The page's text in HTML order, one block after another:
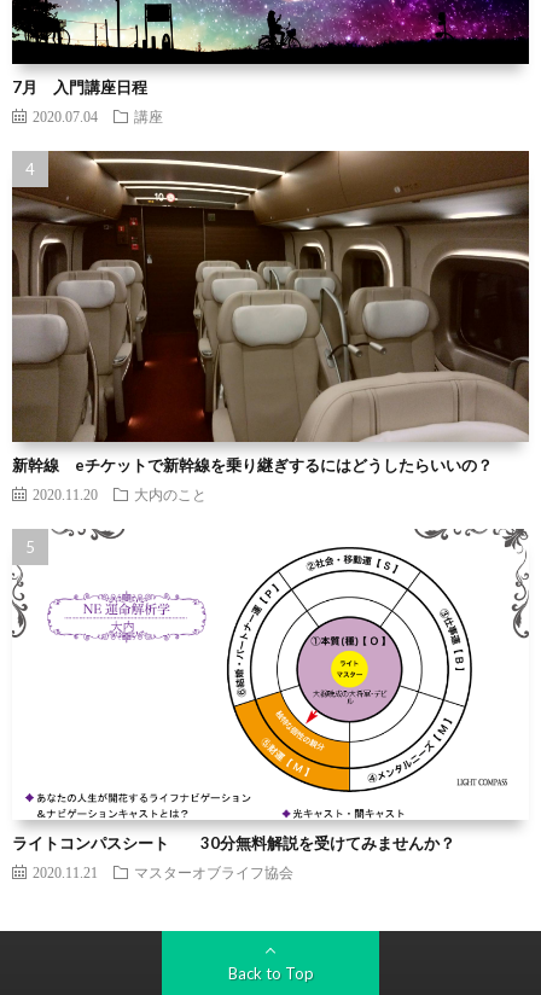
7月 入門講座日程
2020.07.04 講座
新幹線 eチケットで新幹線を乗り継ぎするにはどうしたらいいの？
2020.11.20 大内のこと
ライトコンパスシート 30分無料解説を受けてみませんか？
2020.11.21 マスターオブライフ協会
Back to Top